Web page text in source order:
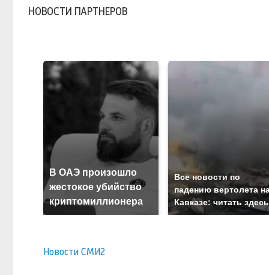
НОВОСТИ ПАРТНЕРОВ
В ОАЭ произошло
жестокое убийство
криптомиллионера
Все новости по
падению вертолета
Кавказе: читать здесь
Новости СМИ2